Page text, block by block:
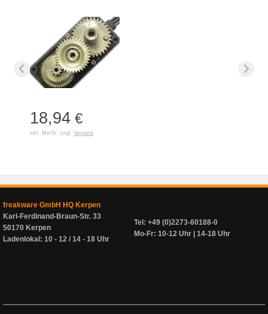
18,94 €
inkl. MwSt. zzgl. Versand
freakware GmbH HQ Kerpen
Karl-Ferdinand-Braun-Str. 33
50170 Kerpen
Ladenlokal: 10 - 12 / 14 - 18 Uhr
Tel: +49 (0)2273-60188-0
Mo-Fr: 10-12 Uhr | 14-18 Uhr